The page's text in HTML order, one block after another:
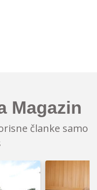
Magazin
članke samo